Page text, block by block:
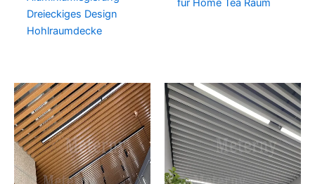
Dreieckiges Design
Hohlraumdecke
für Home Tea Raum